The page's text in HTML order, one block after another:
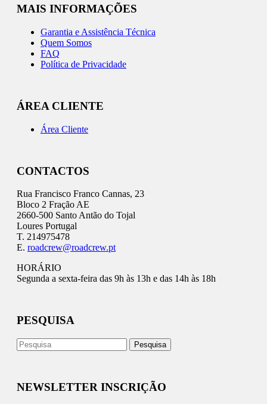
MAIS INFORMAÇÕES
Garantia e Assistência Técnica
Quem Somos
FAQ
Política de Privacidade
ÁREA CLIENTE
Área Cliente
CONTACTOS
Rua Francisco Franco Cannas, 23
Bloco 2 Fração AE
2660-500 Santo Antão do Tojal
Loures Portugal
T. 214975478
E. roadcrew@roadcrew.pt
HORÁRIO
Segunda a sexta-feira das 9h às 13h e das 14h às 18h
PESQUISA
NEWSLETTER INSCRIÇÃO